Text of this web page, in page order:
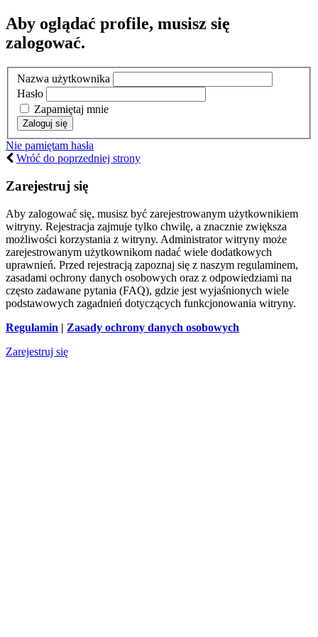
Aby oglądać profile, musisz się
zalogować.
Nazwa użytkownika
Hasło
Zapamiętaj mnie
Nie pamiętam hasła
Wróć do poprzedniej strony
Zarejestruj się
Aby zalogować się, musisz być zarejestrowanym użytkownikiem
witryny. Rejestracja zajmuje tylko chwilę, a znacznie zwiększa
możliwości korzystania z witryny. Administrator witryny może
zarejestrowanym użytkownikom nadać wiele dodatkowych
uprawnień. Przed rejestracją zapoznaj się z naszym regulaminem,
zasadami ochrony danych osobowych oraz z odpowiedziami na
często zadawane pytania (FAQ), gdzie jest wyjaśnionych wiele
podstawowych zagadnień dotyczących funkcjonowania witryny.
Regulamin | Zasady ochrony danych osobowych
Zarejestruj się